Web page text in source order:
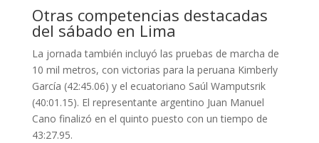
Otras competencias destacadas
del sábado en Lima
La jornada también incluyó las pruebas de marcha de
10 mil metros, con victorias para la peruana Kimberly
García (42:45.06) y el ecuatoriano Saúl Wamputsrik
(40:01.15). El representante argentino Juan Manuel
Cano finalizó en el quinto puesto con un tiempo de
43:27.95.